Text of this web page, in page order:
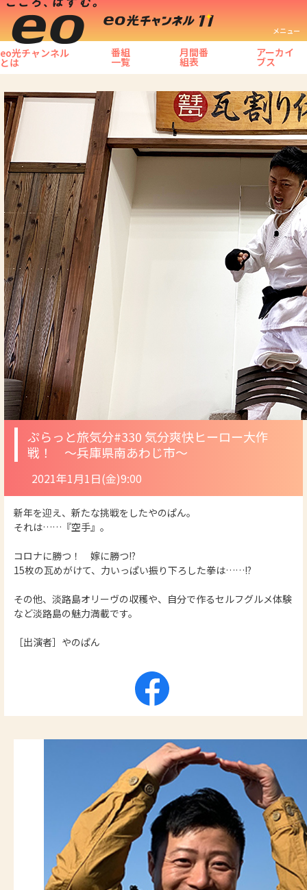
メニュー
eo光チャンネル
とは
番組
一覧
月間番
組表
アーカイ
ブス
ぷらっと旅気分#330 気分爽快ヒーロー大作
戦！ ～兵庫県南あわじ市～
2021年1月1日(金)9:00
新年を迎え、新たな挑戦をしたやのぱん。
それは……『空手』。
コロナに勝つ！ 嫁に勝つ!?
15枚の瓦めがけて、力いっぱい振り下ろした拳は……!?
その他、淡路島オリーヴの収穫や、自分で作るセルフグルメ体験
など淡路島の魅力満載です。
［出演者］やのぱん